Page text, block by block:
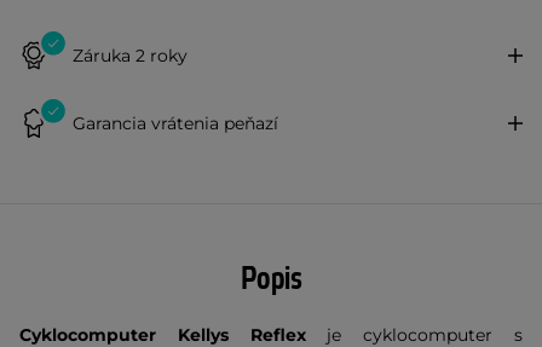
Záruka 2 roky
Garancia vrátenia peňazí
Popis
Cyklocomputer Kellys Reflexje cyklocomputer s